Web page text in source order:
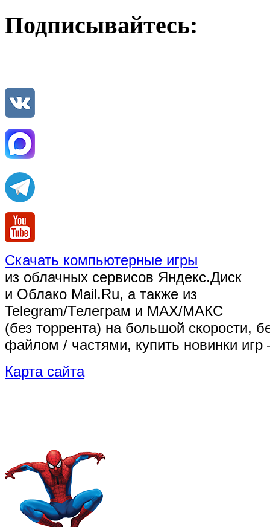
Подписывайтесь:
Скачать компьютерные игры
из облачных сервисов Яндекс.Диск
и Облако Mail.Ru, а также из
Telegram/Телеграм и MAX/МАКС
(без торрента) на большой скорости,
файлом / частями, купить новинки
Карта сайта